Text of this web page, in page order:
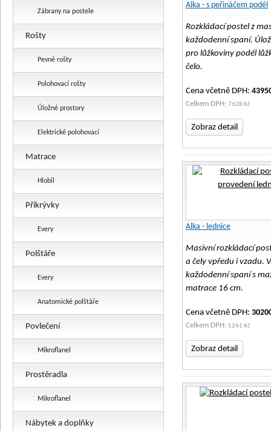
Alka - s peřináčem podél
Rozkládací postel z
každodenní spaní.
pro lůžkoviny podél
čelo.
Cena včetně DPH:
Celkem DPH: 7628 Kč
Zobraz detail
Alka - lednice
Masivní rozkládací
a čely vpředu i vzadu.
každodenní spaní s
matrace 16 cm.
Cena včetně DPH:
Celkem DPH: 5241 Kč
Zobraz detail
Zábrany na postele
Rošty
Pevné rošty
Polohovací rošty
Úložné prostory
Elektrické polohovací
Matrace
Hlobil
Přikrývky
Every
Polštáře
Every
Anatomické polštáře
Povlečení
Mikroflanel
Prostěradla
Mikroflanel
Nábytek a doplňky